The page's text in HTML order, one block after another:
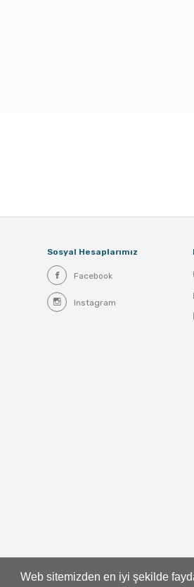
Web sitemizden en iyi şekilde
Sosyal Hesaplarımız
Facebook
Instagram